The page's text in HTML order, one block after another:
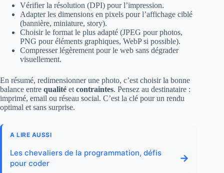
Vérifier la résolution (DPI) pour l’impression.
Adapter les dimensions en pixels pour l’affichage ciblé
(bannière, miniature, story).
Choisir le format le plus adapté (JPEG pour photos,
PNG pour éléments graphiques, WebP si possible).
Compresser légèrement pour le web sans dégrader
visuellement.
En résumé, redimensionner une photo, c’est choisir la bonne
balance entre qualité et contraintes. Pensez au destinataire :
imprimé, email ou réseau social. C’est la clé pour un rendu
optimal et sans surprise.
A LIRE AUSSI
Les chevaliers de la programmation, défis
pour coder
→